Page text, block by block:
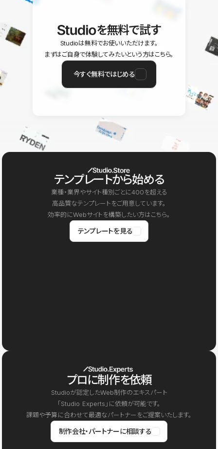
を無料で試す
Studioは無料でお使いいただけます。
まずはご自身で体験してみたいという方はこちら。
今すぐ無料ではじめる
テンプレートから始める
業種・業界やサイト種別ごとに400を超える
高品質なテンプレートをご用意しています。
効率的にWebサイトを構築したい方はこちら。
テンプレートを見る
プロに制作を依頼
Studioが認定したWeb制作のエキスパート
「Studio Experts」に依頼が可能です。
課題や予算に合わせて最適なパートナーをご提案いたします。
制作会社・パートナーに相談する